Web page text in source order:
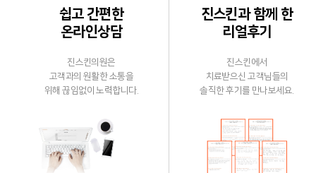
쉽고 간편한
온라인상담
진스킨의원은
고객과의 원활한 소통을
위해 끊임없이 노력합니다.
진스킨과 함께 한
리얼후기
진스킨에서
치료받으신 고객님들의
솔직한 후기를 만나보세요.